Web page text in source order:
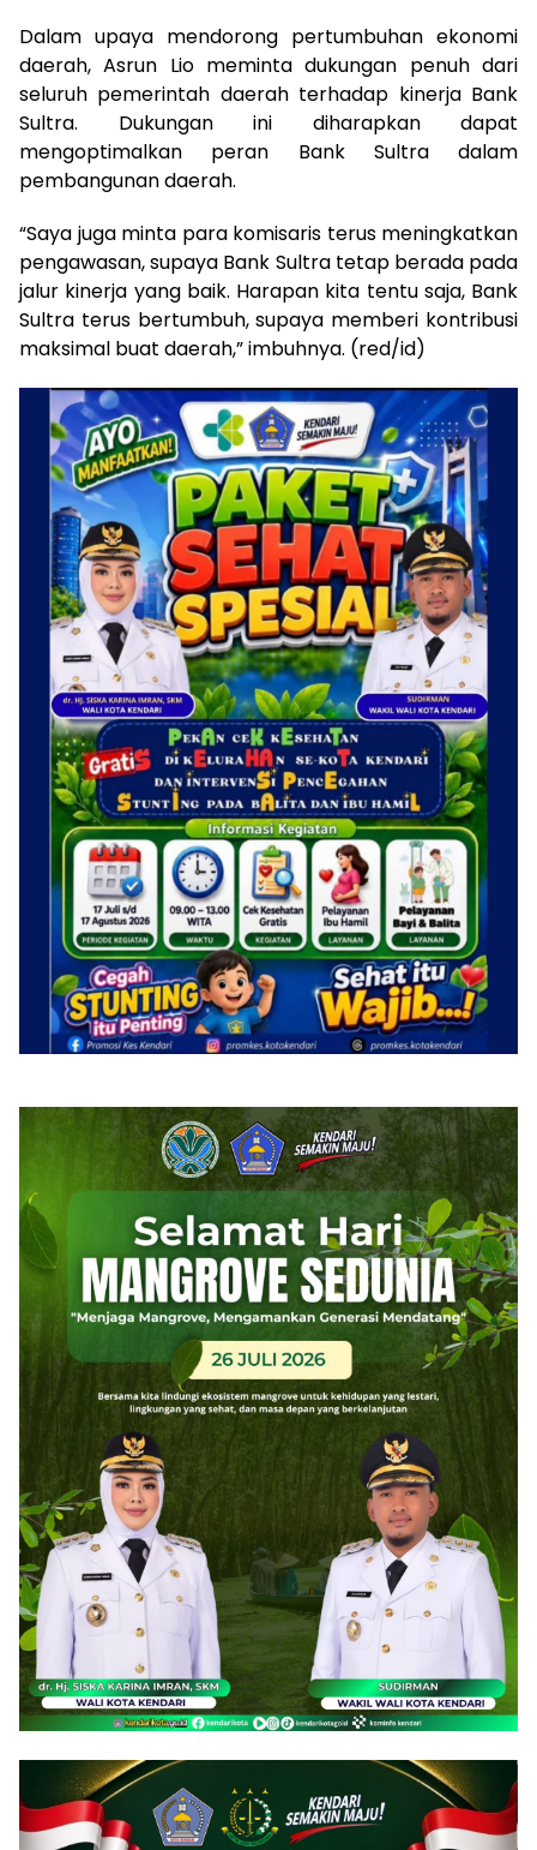
Dalam upaya mendorong pertumbuhan ekonomi
daerah, Asrun Lio meminta dukungan penuh dari
seluruh pemerintah daerah terhadap kinerja Bank
Sultra. Dukungan ini diharapkan dapat
mengoptimalkan peran Bank Sultra dalam
pembangunan daerah.
“Saya juga minta para komisaris terus meningkatkan
pengawasan, supaya Bank Sultra tetap berada pada
jalur kinerja yang baik. Harapan kita tentu saja, Bank
Sultra terus bertumbuh, supaya memberi kontribusi
maksimal buat daerah,” imbuhnya. (red/id)